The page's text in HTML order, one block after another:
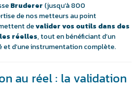
Bruderer (jusqu’à 800
de nos metteurs au point
devalider vos outils dans des
réelles, tout en bénéficiant d’un
d’une instrumentation complète.
au réel : la validation